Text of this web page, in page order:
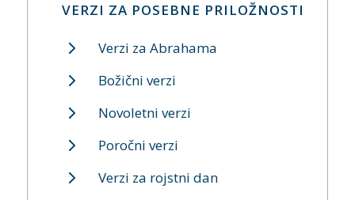
VERZI ZA POSEBNE PRILOŽNOSTI
Verzi za Abrahama
Božični verzi
Novoletni verzi
Poročni verzi
Verzi za rojstni dan